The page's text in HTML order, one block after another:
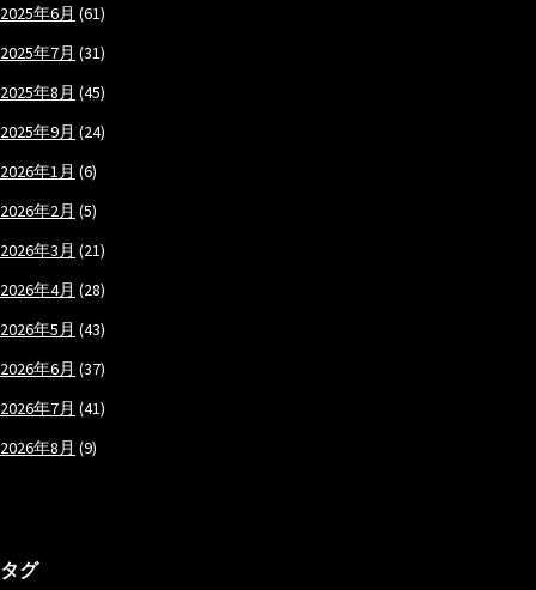
2025年6月 (61)
2025年7月 (31)
2025年8月 (45)
2025年9月 (24)
2026年1月 (6)
2026年2月 (5)
2026年3月 (21)
2026年4月 (28)
2026年5月 (43)
2026年6月 (37)
2026年7月 (41)
2026年8月 (9)
タグ